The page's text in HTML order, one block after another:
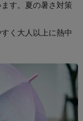
す。夏の暑さ対策
く大人以上に熱中